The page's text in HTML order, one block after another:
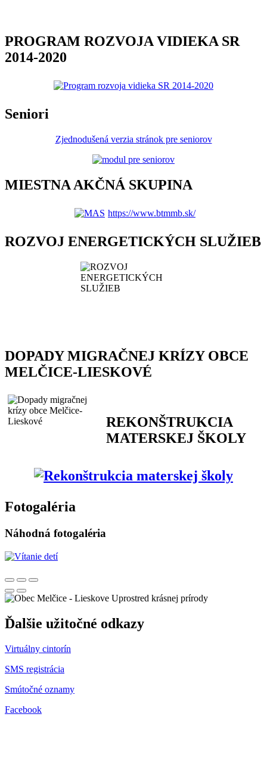
PROGRAM ROZVOJA VIDIEKA SR
2014-2020
Seniori
Zjednodušená verzia stránok pre seniorov
MIESTNA AKČNÁ SKUPINA
https://www.btmmb.sk/
ROZVOJ ENERGETICKÝCH SLUŽIEB
DOPADY MIGRAČNEJ KRÍZY OBCE
MELČICE-LIESKOVÉ
REKONŠTRUKCIA
MATERSKEJ ŠKOLY
Fotogaléria
Náhodná fotogaléria
Uprostred krásnej prírody
Ďalšie užitočné odkazy
Virtuálny cintorín
SMS registrácia
Smútočné oznamy
Facebook